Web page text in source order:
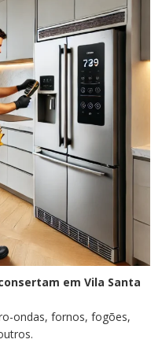
em Vila Santa
ondas, fornos, fogões,